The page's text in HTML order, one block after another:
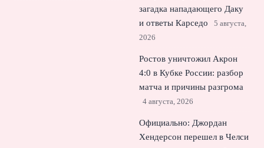
загадка нападающего Даку
и ответы Карседо
5 августа,
2026
Ростов уничтожил Акрон
4:0 в Кубке России: разбор
матча и причины разгрома
4 августа, 2026
Официально: Джордан
Хендерсон перешел в Челси